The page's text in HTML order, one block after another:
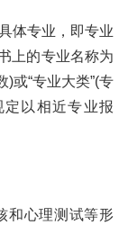
体专业，即专业
上的专业名称为
)或“专业大类”(专
以相近专业报
和心理测试等形